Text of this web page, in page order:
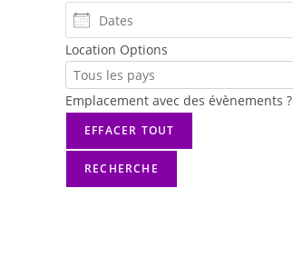
Location Options
Emplacement avec des évènements ?
EFFACER TOUT
RECHERCHE